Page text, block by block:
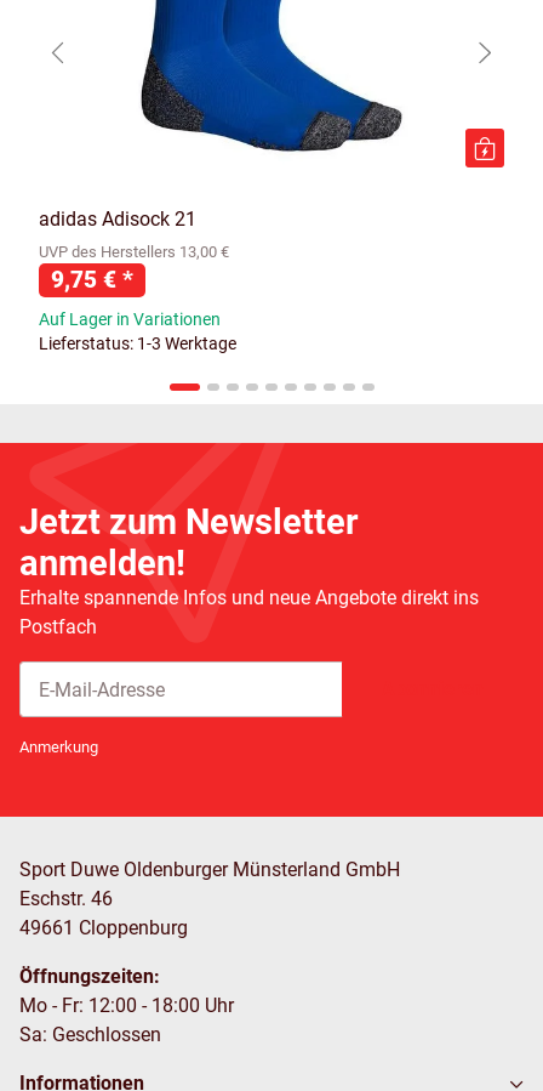
adidas Adisock 21
UVP des Herstellers 13,00 €
9,75 € *
Auf Lager in Variationen
Lieferstatus: 1-3 Werktage
Jetzt zum Newsletter
anmelden!
Erhalte spannende Infos und neue Angebote direkt ins
Postfach
Anmerkung
Sport Duwe Oldenburger Münsterland GmbH
Eschstr. 46
49661 Cloppenburg
Öffnungszeiten:
Mo - Fr: 12:00 - 18:00 Uhr
Sa: Geschlossen
Informationen